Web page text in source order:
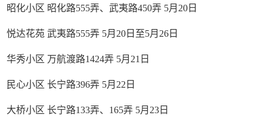
昭化小区 昭化路555弄、武夷路450弄 5月20日
悦达花苑 武夷路555弄 5月20日至5月26日
华秀小区 万航渡路1424弄 5月21日
民心小区 长宁路396弄 5月22日
大桥小区 长宁路133弄、165弄 5月23日